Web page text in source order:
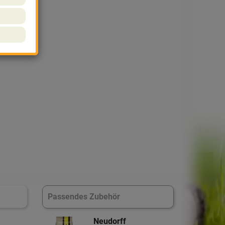
Passendes Zubehör
Neudorff